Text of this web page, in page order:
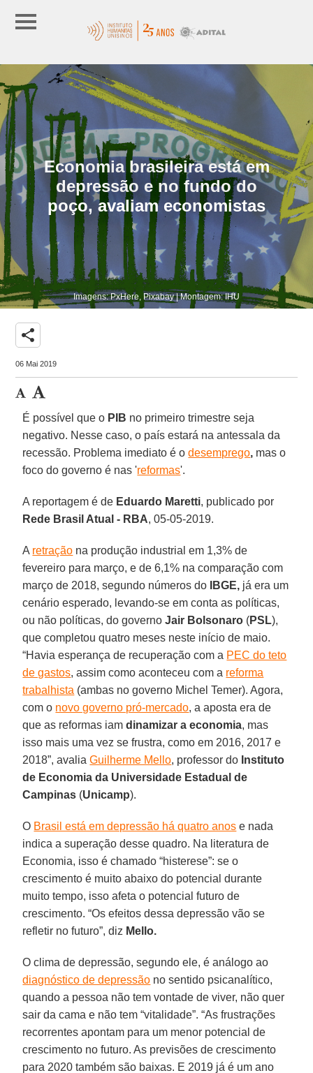
Economia brasileira está em
depressão e no fundo do
poço, avaliam economistas
Imagens: PxHere, Pixabay | Montagem: IHU
share
06 Mai 2019
É possível que o PIB no primeiro trimestre seja
negativo. Nesse caso, o país estará na antessala da
recessão. Problema imediato é odesemprego, mas o
foco do governo é nas 'reformas'.
A reportagem é de Eduardo Maretti, publicado por
Rede Brasil Atual - RBA, 05-05-2019.
A retração na produção industrial em 1,3% de
fevereiro para março, e de 6,1% na comparação com
março de 2018, segundo números do
IBGE, já era um
cenário esperado, levando-se em conta as políticas,
ou não políticas, do governoJair Bolsonaro (PSL),
que completou quatro meses neste início de maio.
“Havia esperança de recuperação com a PEC do teto
de gastos, assim como aconteceu com a reforma
trabalhista (ambas no governo Michel Temer). Agora,
com o novo governo pró-mercado, a aposta era de
que as reformas iamdinamizar a economia, mas
isso mais uma vez se frustra, como em 2016, 2017 e
2018”, avaliaGuilherme Mello, professor do Instituto
de Economia da Universidade Estadual de
Campinas (Unicamp).
O Brasil está em depressão há quatro anos e nada
indica a superação desse quadro. Na literatura de
Economia, isso é chamado “histerese”: se o
crescimento é muito abaixo do potencial durante
muito tempo, isso afeta o potencial futuro de
crescimento. “Os efeitos dessa depressão vão se
refletir no futuro”, diz Mello.
O clima de depressão, segundo ele, é análogo ao
diagnóstico de depressão no sentido psicanalítico,
quando a pessoa não tem vontade de viver, não quer
sair da cama e não tem “vitalidade”. “As frustrações
recorrentes apontam para um menor potencial de
crescimento no futuro. As previsões de crescimento
para 2020 também são baixas. E 2019 já é um ano